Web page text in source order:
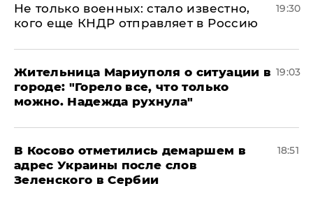
Не только военных: стало известно,
кого еще КНДР отправляет в Россию
19:30
Жительница Мариуполя о ситуации в
городе: "Горело все, что только
можно. Надежда рухнула"
19:03
В Косово отметились демаршем в
адрес Украины после слов
Зеленского в Сербии
18:51